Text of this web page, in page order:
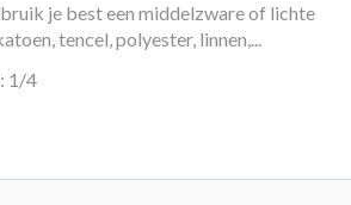
je best een middelzware of lichte
tencel, polyester, linnen,...
1/4